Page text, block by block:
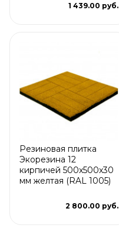
1 439.00 руб.
Резиновая плитка
Экорезина 12
кирпичей 500x500x30
мм желтая (RAL 1005)
2 800.00 руб.